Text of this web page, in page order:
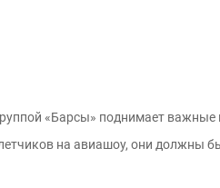
«Барсы» поднимает
на авиашоу, они должны